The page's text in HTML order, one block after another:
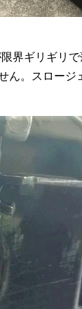
界ギリギリで
ん。スロージ